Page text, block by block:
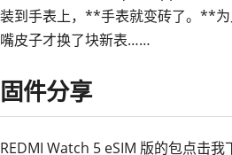
装到手表上，**手表就变砖了。**
嘴皮子才换了块新表……
固件分享
REDMI Watch 5 eSIM 版的包点击我